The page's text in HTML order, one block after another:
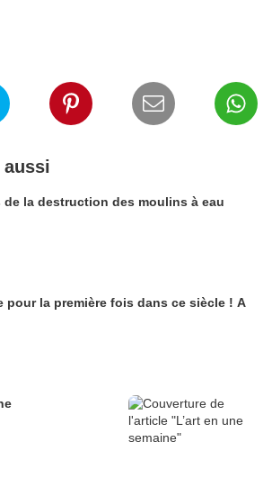
aussi
la destruction des moulins à eau
pour la première fois dans ce siècle ! A